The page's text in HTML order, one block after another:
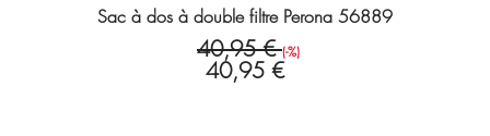
Sac à dos à double filtre Perona 56889
40,95 €(-%)
40,95 €